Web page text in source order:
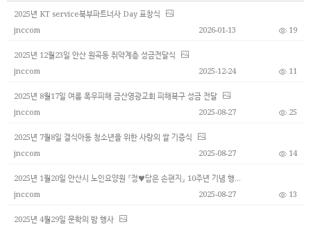
2025년 KT service북부파트너사 Day 표창식
jnccom
19
2026-01-13
2025년 12월23일 안산 원곡동 취약계층 성금전달식
jnccom
11
2025-12-24
2025년 8월17일 여름 폭우피해 금산영광교회 피해복구 성금 전달
jnccom
25
2025-08-27
2025년 7월8일 결식아동 청소년을 위한 사랑의 쌀 기증식
jnccom
14
2025-08-27
2025년 1월20일 안산시 노인요양원 『정♥담은 손편지』 10주년 기념 행사
jnccom
13
2025-08-27
2025년 4월29일 문학의 밤 행사